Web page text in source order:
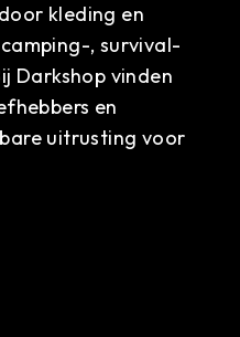
kleding en
, survival-
Darkshop vinden
en
uitrusting voor